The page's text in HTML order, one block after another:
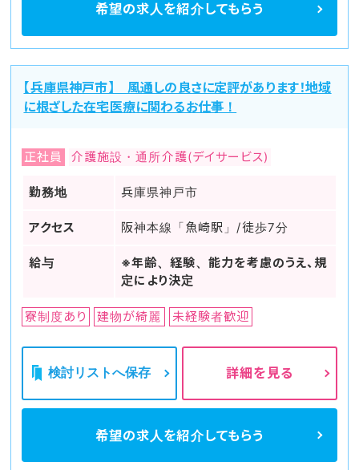
希望の求人を紹介してもらう
【兵庫県神戸市】 風通しの良さに定評があります！地域
に根ざした在宅医療に関わるお仕事！
正社員 介護施設・通所介護(デイサービス)
勤務地 兵庫県神戸市
アクセス 阪神本線「魚崎駅」/徒歩7分
給与
※年齢、経験、能力を考慮のうえ、規
定により決定
寮制度あり 建物が綺麗 未経験者歓迎
検討リストへ保存 詳細を見る
希望の求人を紹介してもらう